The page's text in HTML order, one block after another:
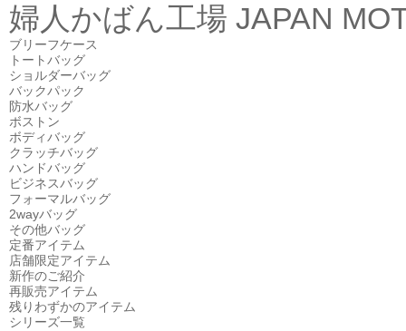
婦人かばん工場 JAPAN
ブリーフケース
トートバッグ
ショルダーバッグ
バックパック
防水バッグ
ボストン
ボディバッグ
クラッチバッグ
ハンドバッグ
ビジネスバッグ
フォーマルバッグ
2wayバッグ
その他バッグ
定番アイテム
店舗限定アイテム
新作のご紹介
再販売アイテム
残りわずかのアイテム
シリーズ一覧